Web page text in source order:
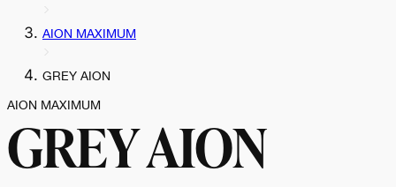
AION MAXIMUM
GREY AION
AION MAXIMUM
GREY AION